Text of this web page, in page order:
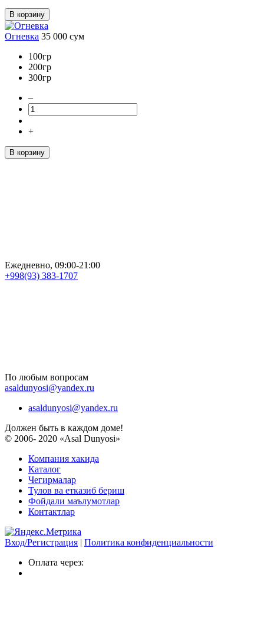
В корзину
Огневка 35 000 сум
100гр
200гр
300гр
–
+
В корзину
Ежедневно, 09:00-21:00
+998(93) 383-1707
По любым вопросам
asaldunyosi@yandex.ru
asaldunyosi@yandex.ru
Должен быть в каждом доме!
© 2006- 2020 «Asal Dunyosi»
Компания хакида
Каталог
Чегирмалар
Тулов ва етказиб бериш
Фойдали маълумотлар
Контактлар
Вход/Регистрация | Политика конфиденциальности
Оплата через: